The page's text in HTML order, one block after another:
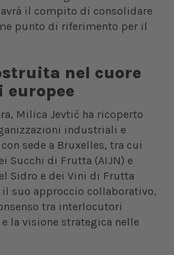
il compito di consolidare
punto di riferimento per il
nel cuore
Milica Jevtić ha ricoperto
industriali e
sede a Bruxelles, tra cui
Succhi di Frutta (AIJN) e
Sidro e dei Vini di Frutta
il suo approccio collaborativo,
tra interlocutori
la visione strategica nelle